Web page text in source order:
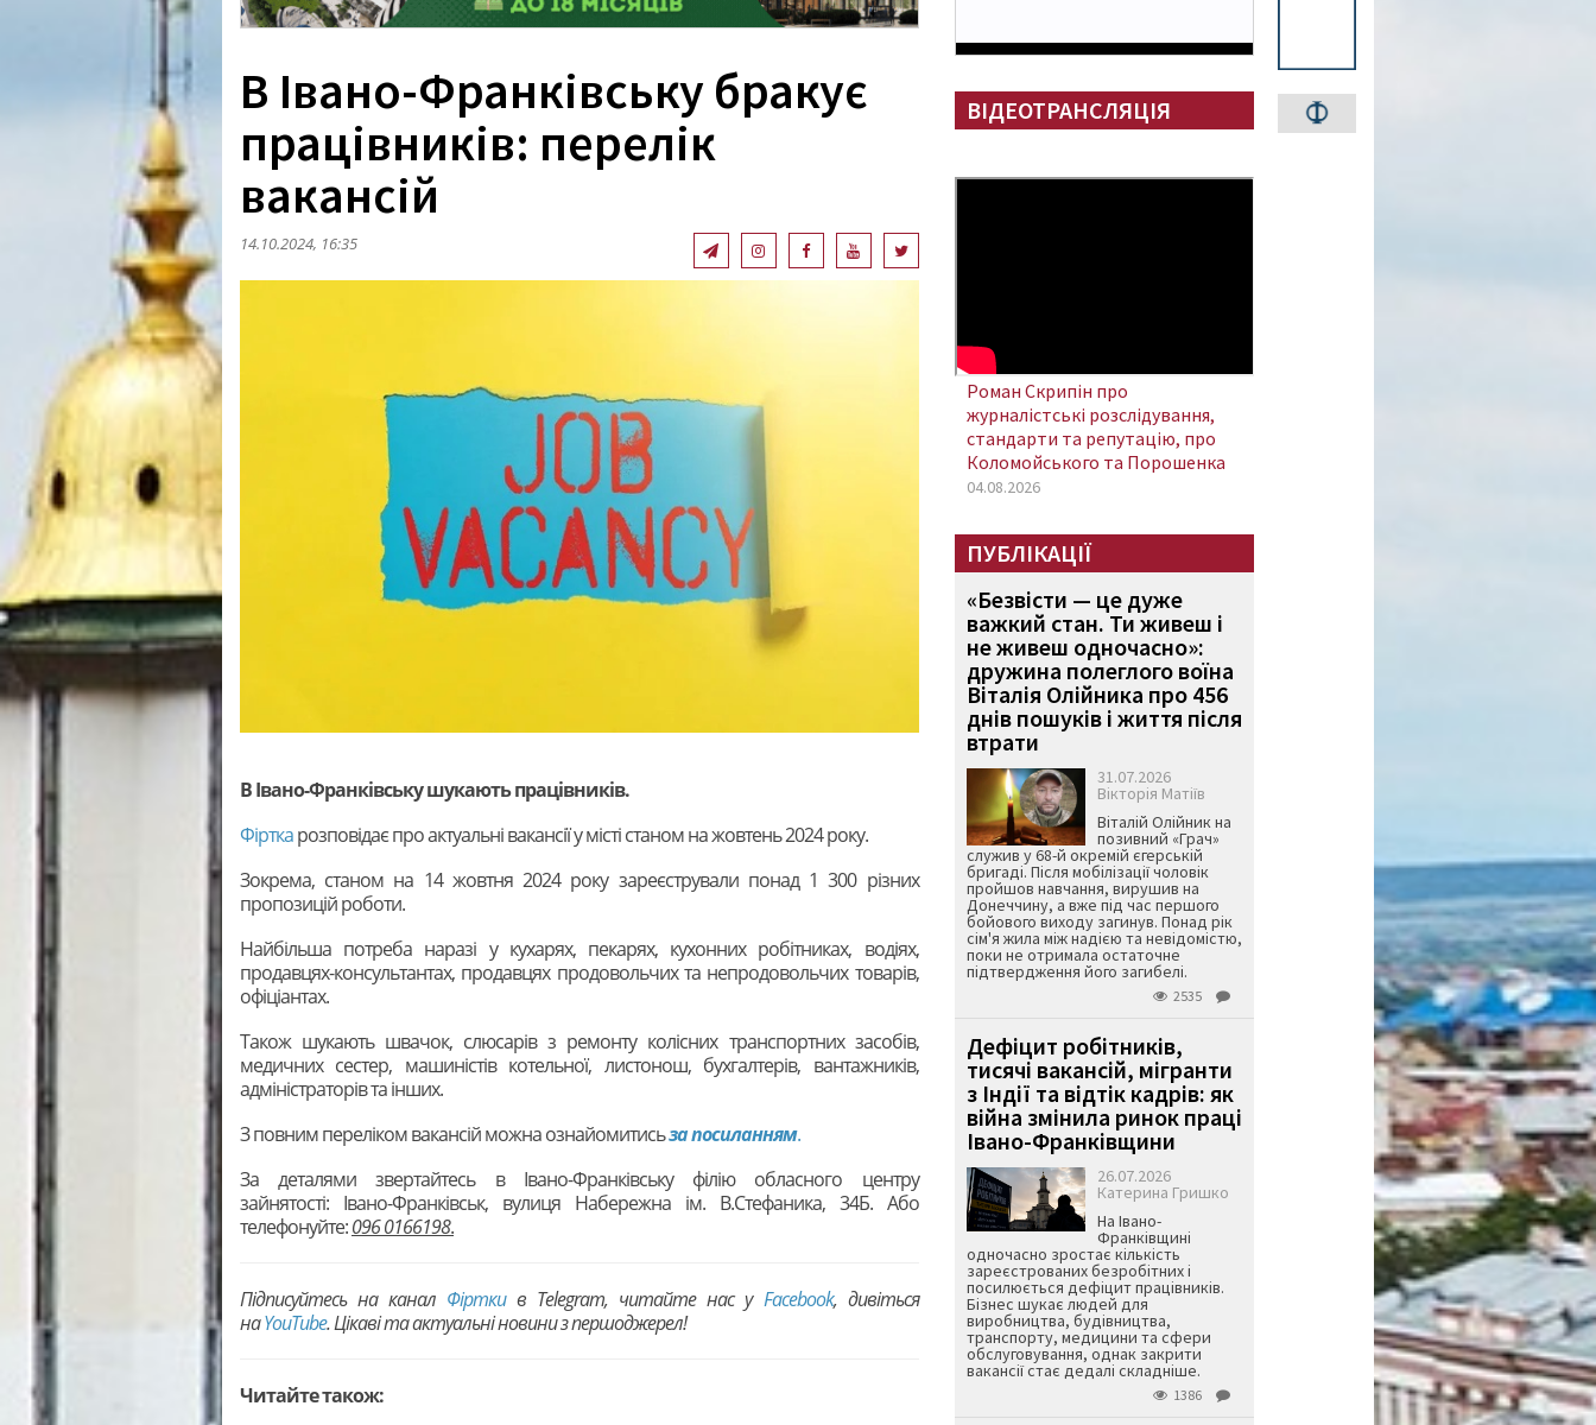
В Івано-Франківську бракує
працівників: перелік
вакансій
14.10.2024, 16:35
В Івано-Франківську шукають працівників.
Фірткарозповідає про актуальні вакансії у місті станом на жовтень 2024 року.
Зокрема, станом на 14 жовтня 2024 року зареєстрували понад 1 300 різних
пропозицій роботи.
Найбільша потреба наразі у кухарях, пекарях, кухонних робітниках, водіях,
продавцях-консультантах, продавцях продовольчих та непродовольчих товарів,
офіціантах.
Також шукають швачок, слюсарів з ремонту колісних транспортних засобів,
медичних сестер, машиністів котельної, листонош, бухгалтерів, вантажників,
адміністраторів та інших.
З повним переліком вакансій можна ознайомитисьза посиланням.
За деталями звертайтесь в Івано-Франківську філію обласного центру
зайнятості: Івано-Франківськ, вулиця Набережна ім. В.Стефаника, 34Б. Або
телефонуйте:096 0166198.
Підписуйтесь на канал Фірткив Telegram, читайте нас у Facebook, дивіться
наYouTubе. Цікаві та актуальні новини з першоджерел!
Читайте також:
ВІДЕОТРАНСЛЯЦІЯ
Роман Скрипін про
журналістські розслідування,
стандарти та репутацію, про
Коломойського та Порошенка
04.08.2026
ПУБЛІКАЦІЇ
«Безвісти — це дуже
важкий стан. Ти живеш і
не живеш одночасно»:
дружина полеглого воїна
Віталія Олійника про 456
днів пошуків і життя після
втрати
31.07.2026
Вікторія Матіїв
Віталій Олійник на
позивний «Грач»
служив у 68-й окремій єгерській
бригаді. Після мобілізації чоловік
пройшов навчання, вирушив на
Донеччину, а вже під час першого
бойового виходу загинув. Понад рік
сім'я жила між надією та невідомістю,
поки не отримала остаточне
підтвердження його загибелі.
2535
Дефіцит робітників,
тисячі вакансій, мігранти
з Індії та відтік кадрів: як
війна змінила ринок праці
Івано-Франківщини
26.07.2026
Катерина Гришко
На Івано-
Франківщині
одночасно зростає кількість
зареєстрованих безробітних і
посилюється дефіцит працівників.
Бізнес шукає людей для
виробництва, будівництва,
транспорту, медицини та сфери
обслуговування, однак закрити
вакансії стає дедалі складніше.
1386